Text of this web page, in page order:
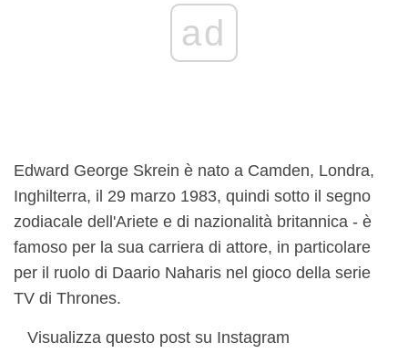
ad
Edward George Skrein è nato a Camden, Londra,
Inghilterra, il 29 marzo 1983, quindi sotto il segno
zodiacale dell'Ariete e di nazionalità britannica - è
famoso per la sua carriera di attore, in particolare
per il ruolo di Daario Naharis nel gioco della serie
TV di Thrones.
Visualizza questo post su Instagram